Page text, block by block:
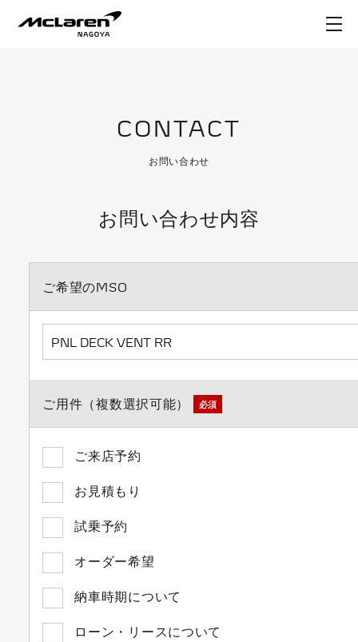
CONTACT
お問い合わせ
お問い合わせ内容
ご希望のMSO
ご用件（複数選択可能） 必須
ご来店予約
お見積もり
試乗予約
オーダー希望
納車時期について
ローン・リースについて